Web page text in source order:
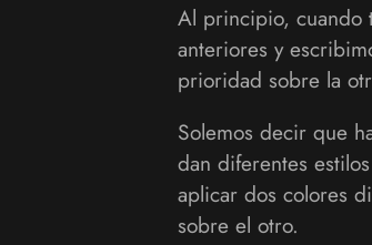
Al principio, cuando
anteriores y
prioridad sobre la
Solemos decir que
dan diferentes
aplicar dos colores
sobre el otro.